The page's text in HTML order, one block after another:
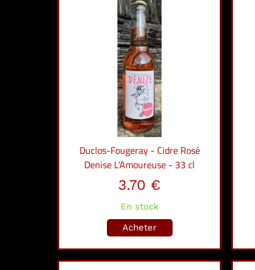
Duclos-Fougeray - Cidre Rosé
Denise L'Amoureuse - 33 cl
3.70 €
En stock
Acheter